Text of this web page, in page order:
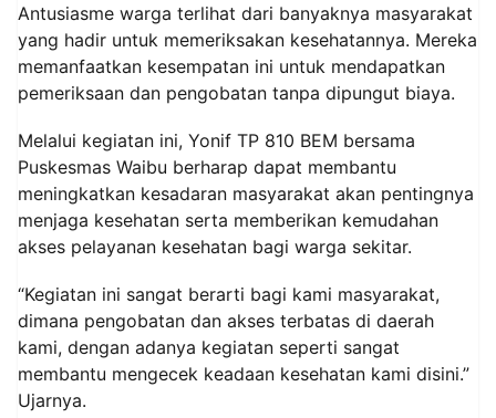
Antusiasme warga terlihat dari banyaknya masyarakat
yang hadir untuk memeriksakan kesehatannya. Mereka
memanfaatkan kesempatan ini untuk mendapatkan
pemeriksaan dan pengobatan tanpa dipungut biaya.
Melalui kegiatan ini, Yonif TP 810 BEM bersama
Puskesmas Waibu berharap dapat membantu
meningkatkan kesadaran masyarakat akan pentingnya
menjaga kesehatan serta memberikan kemudahan
akses pelayanan kesehatan bagi warga sekitar.
“Kegiatan ini sangat berarti bagi kami masyarakat,
dimana pengobatan dan akses terbatas di daerah
kami, dengan adanya kegiatan seperti sangat
membantu mengecek keadaan kesehatan kami disini.”
Ujarnya.